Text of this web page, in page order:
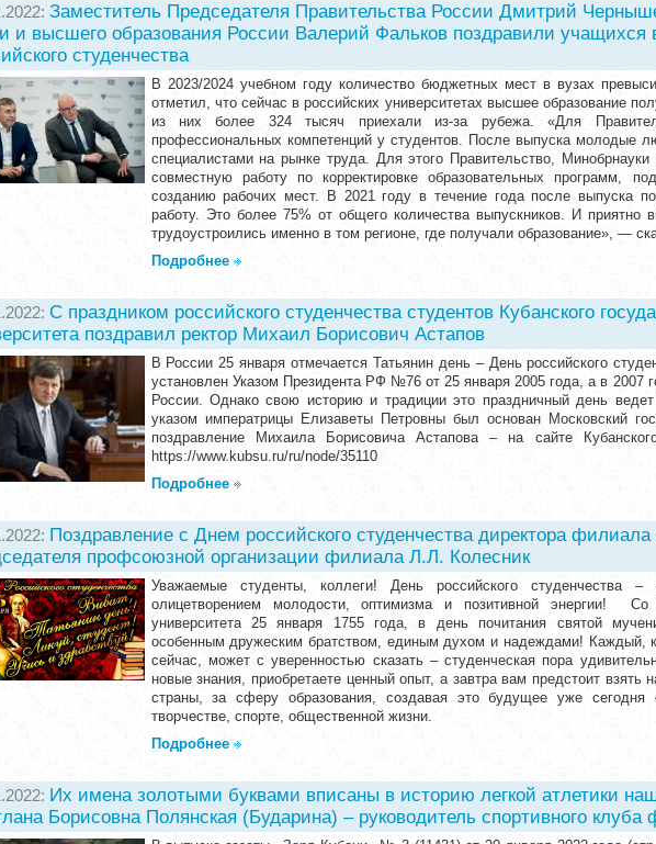
Заместитель Председателя Правительства России Дмитрий
и высшего образования России Валерий Фальков поздравили учащихся
студенчества
В 2023/2024 учебном году количество бюджетных мест в вузах
отметил, что сейчас в российских университетах высшее образование
из них более 324 тысяч приехали из-за рубежа. «Для
профессиональных компетенций у студентов. После выпуска молодые
специалистами на рынке труда. Для этого Правительство,
совместную работу по корректировке образовательных программ,
созданию рабочих мест. В 2021 году в течение года после выпуска
работу. Это более 75% от общего количества выпускников. И приятно
трудоустроились именно в том регионе, где получали образование», —
Подробнее
С праздником российского студенчества студентов Кубанского
поздравил ректор Михаил Борисович Астапов
В России 25 января отмечается Татьянин день – День российского
установлен Указом Президента РФ №76 от 25 января 2005 года, а в 2007
России. Однако свою историю и традиции это праздничный день
указом императрицы Елизаветы Петровны был основан Московский
поздравление Михаила Борисовича Астапова – на сайте Кубанского
https://www.kubsu.ru/ru/node/35110
Подробнее
Поздравление с Днем российского студенчества директора
профсоюзной организации филиала Л.Л. Колесник
Уважаемые студенты, коллеги! День российского студенчества –
олицетворением молодости, оптимизма и позитивной энергии! Со
университета 25 января 1755 года, в день почитания святой
особенным дружеским братством, единым духом и надеждами! Каждый,
сейчас, может с уверенностью сказать – студенческая пора
новые знания, приобретаете ценный опыт, а завтра вам предстоит взять
страны, за сферу образования, создавая это будущее уже
творчестве, спорте, общественной жизни.
Подробнее
Их имена золотыми буквами вписаны в историю легкой атлетики
Борисовна Полянская (Бударина) – руководитель спортивного клуба